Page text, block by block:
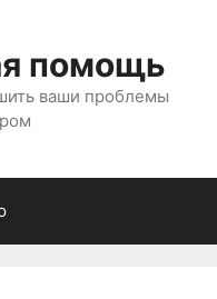
помощь
ваши проблемы